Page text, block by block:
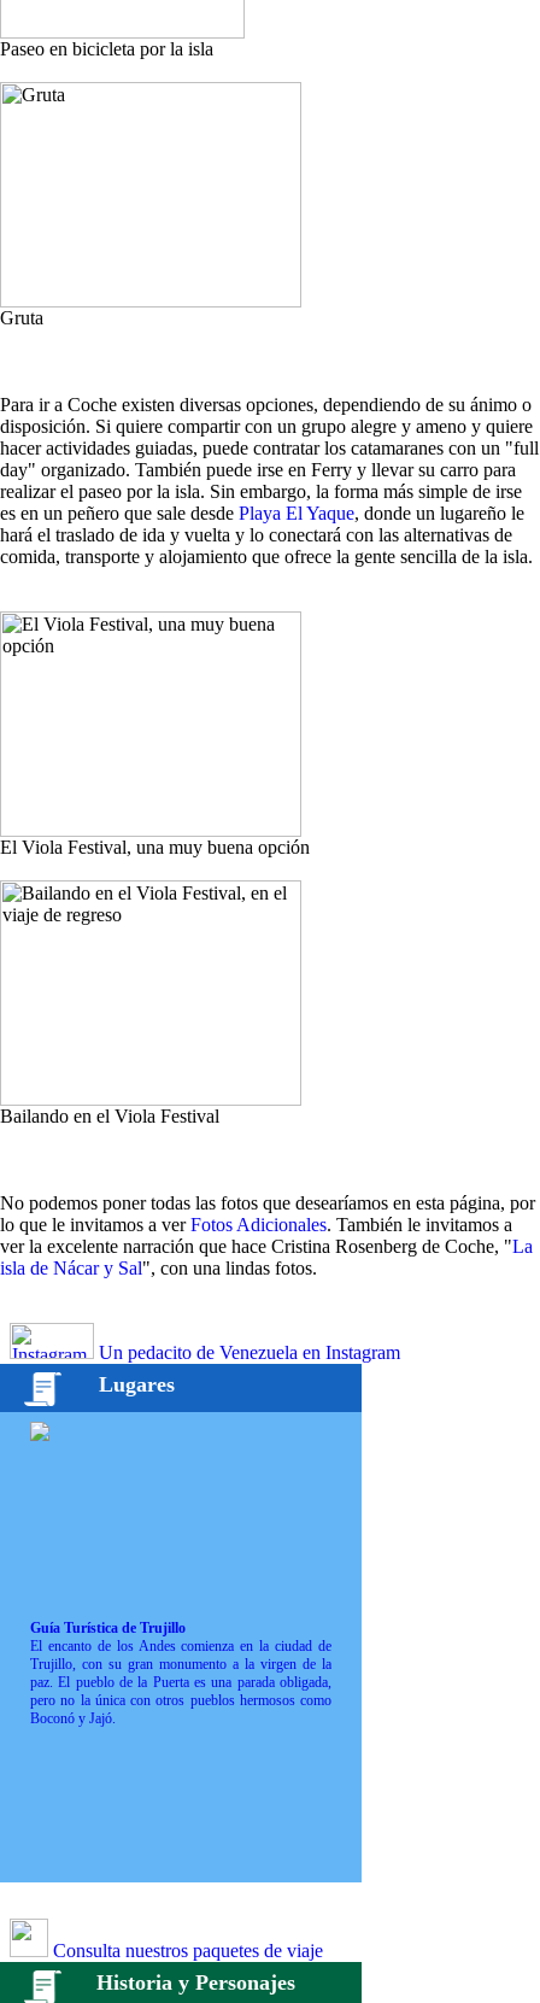
Paseo en bicicleta por la isla
Gruta
Para ir a Coche existen diversas opciones, dependiendo de su ánimo o
disposición. Si quiere compartir con un grupo alegre y ameno y quiere
hacer actividades guiadas, puede contratar los catamaranes con un "full
day" organizado. También puede irse en Ferry y llevar su carro para
realizar el paseo por la isla. Sin embargo, la forma más simple de irse
es en un peñero que sale desde Playa El Yaque, donde un lugareño le
hará el traslado de ida y vuelta y lo conectará con las alternativas de
comida, transporte y alojamiento que ofrece la gente sencilla de la isla.
El Viola Festival, una muy buena opción
Bailando en el Viola Festival
No podemos poner todas las fotos que desearíamos en esta página, por
lo que le invitamos a verFotos Adicionales. También le invitamos a
ver la excelente narración que hace Cristina Rosenberg de Coche, "La
isla de Nácar y Sal", con una lindas fotos.
Un pedacito de Venezuela en Instagram
Lugares
Guía Turística de Trujillo
El encanto de los Andes comienza en la ciudad de
Trujillo, con su gran monumento a la virgen de la
paz. El pueblo de la Puerta es una parada obligada,
pero no la única con otros pueblos hermosos como
Boconó y Jajó.
Consulta nuestros paquetes de viaje
Historia y Personajes